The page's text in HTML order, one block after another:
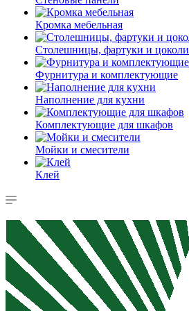
Кромка мебельная
Столешницы, фартуки и цоколи
Фурнитура и комплектующие
Наполнение для кухни
Комплектующие для шкафов
Мойки и смесители
Клей